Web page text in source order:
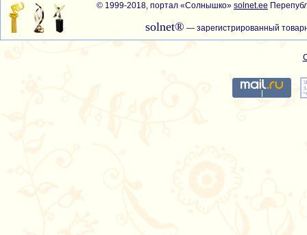
© 1999-2018, портал «Солнышко» solnet.ee
solnet® — зарегистрированный